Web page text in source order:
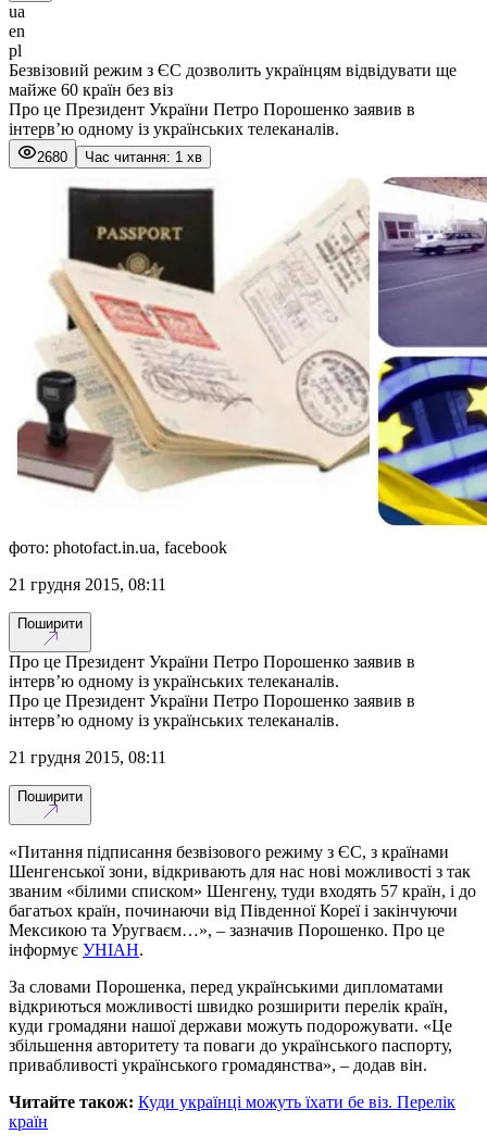
ua
en
pl
Безвізовий режим з ЄС дозволить українцям відвідувати ще
майже 60 країн без віз
Про це Президент України Петро Порошенко заявив в
інтерв’ю одному із українських телеканалів.
2680 Час читання: 1 хв
фото: photofact.in.ua, facebook
21 грудня 2015, 08:11
Поширити
Про це Президент України Петро Порошенко заявив в
інтерв’ю одному із українських телеканалів.
Про це Президент України Петро Порошенко заявив в
інтерв’ю одному із українських телеканалів.
21 грудня 2015, 08:11
Поширити
«Питання підписання безвізового режиму з ЄС, з країнами
Шенгенської зони, відкривають для нас нові можливості з так
званим «білими списком» Шенгену, туди входять 57 країн, і до
багатьох країн, починаючи від Південної Кореї і закінчуючи
Мексикою та Уругваєм…», – зазначив Порошенко. Про це
інформує УНІАН.
За словами Порошенка, перед українськими дипломатами
відкриються можливості швидко розширити перелік країн,
куди громадяни нашої держави можуть подорожувати. «Це
збільшення авторитету та поваги до українського паспорту,
привабливості українського громадянства», – додав він.
Читайте також: Куди українці можуть їхати бе віз. Перелік
країн